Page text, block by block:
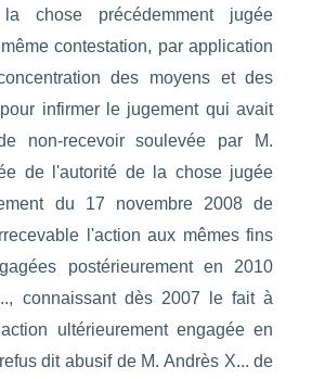
chose précédemment jugée
contestation, par application
des moyens et des
infirmer le jugement qui avait
non-recevoir soulevée par M.
de l'autorité de la chose jugée
du 17 novembre 2008 de
l'action aux mêmes fins
postérieurement en 2010
connaissant dès 2007 le fait à
ultérieurement engagée en
dit abusif de M. Andrès X... de